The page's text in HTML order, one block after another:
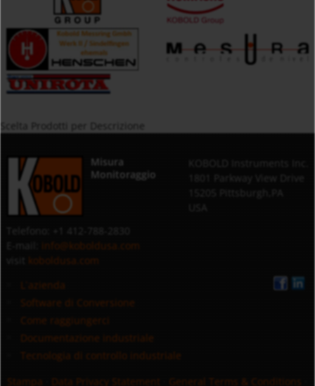
Misura
Monitoraggio
info@koboldusa.com
koboldusa.com
L`azienda
Software di Conversione
Come raggiungerci
Documentazione industriale
Tecnologia di controllo industriale
Stampa
Data Privacy Statement General Terms & Conditions